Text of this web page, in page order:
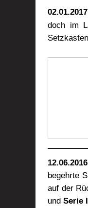
doch im
begehrte
auf der
undSerie